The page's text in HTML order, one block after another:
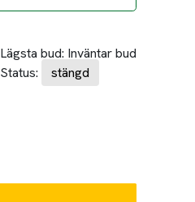
Lägsta bud: Inväntar bud
Status:
stängd